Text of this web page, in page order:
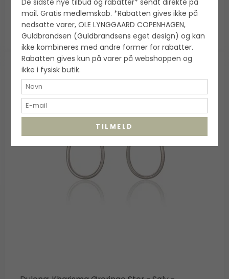
VIS PRODUKT
De sidste nye tilbud og rabatter* sendt direkte på
mail. Gratis medlemskab. *Rabatten gives ikke på
nedsatte varer, OLE LYNGGAARD COPENHAGEN,
Guldbrandsen (Guldbrandsens eget design) og kan
ikke kombineres med andre former for rabatter.
Rabatten gives kun på varer på webshoppen og
ikke i fysisk butik.
TILMELD